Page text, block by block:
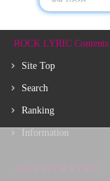
ROCK LYRIC Contents
Site Top
Search
Ranking
Information
About ROCK LYRIC